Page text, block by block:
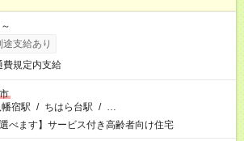
支給あり
費規定内支給
幡宿駅 / ちはら台駅 / …
選べます】サービス付き高齢者向け住宅